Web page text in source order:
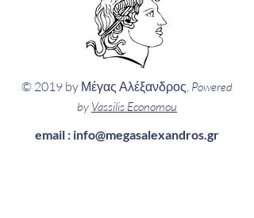
© 2019 by Μέγας Αλέξανδρος, Powered
by Vassilis Economou
email : info@megasalexandros.gr